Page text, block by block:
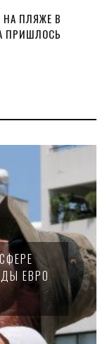
ПЛЯЖЕ В
ПРИШЛОСЬ
ЕВРО